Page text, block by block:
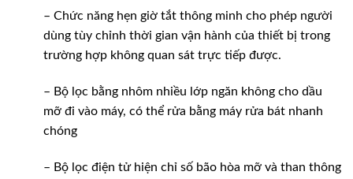
– Chức năng hẹn giờ tắt thông minh cho phép người
dùng tùy chỉnh thời gian vận hành của thiết bị trong
trường hợp không quan sát trực tiếp được.
– Bộ lọc bằng nhôm nhiều lớp ngăn không cho dầu
mỡ đi vào máy, có thể rửa bằng máy rửa bát nhanh
chóng
– Bộ lọc điện tử hiện chỉ số bão hòa mỡ và than thông